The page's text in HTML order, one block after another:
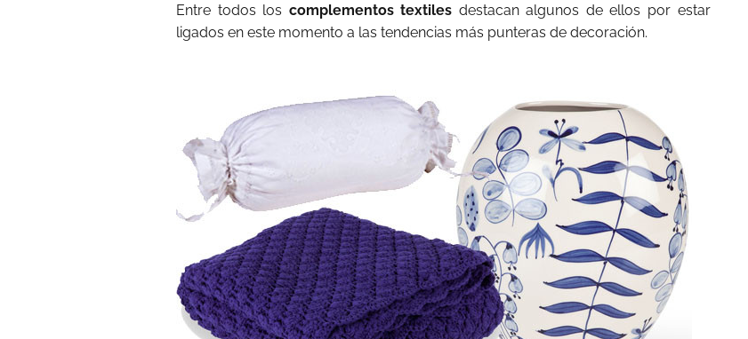
Entre todos los complementos textiles destacan algunos de ellos por estar
ligados en este momento a las tendencias más punteras de decoración.